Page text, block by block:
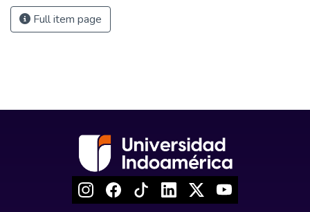
Full item page